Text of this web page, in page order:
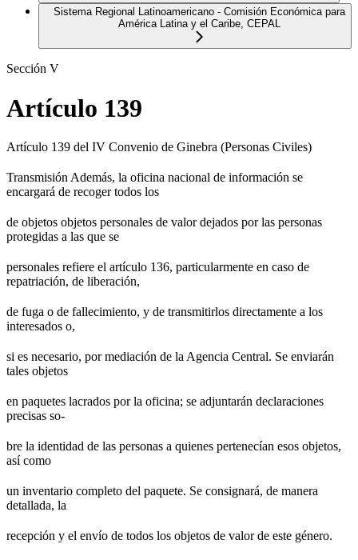
Sistema Regional Latinoamericano - Comisión Económica para
América Latina y el Caribe, CEPAL
Sección V
Artículo 139
Artículo 139 del IV Convenio de Ginebra (Personas Civiles)
Transmisión Además, la oficina nacional de información se
encargará de recoger todos los
de objetos objetos personales de valor dejados por las personas
protegidas a las que se
personales refiere el artículo 136, particularmente en caso de
repatriación, de liberación,
de fuga o de fallecimiento, y de transmitirlos directamente a los
interesados o,
si es necesario, por mediación de la Agencia Central. Se enviarán
tales objetos
en paquetes lacrados por la oficina; se adjuntarán declaraciones
precisas so-
bre la identidad de las personas a quienes pertenecían esos objetos,
así como
un inventario completo del paquete. Se consignará, de manera
detallada, la
recepción y el envío de todos los objetos de valor de este género.